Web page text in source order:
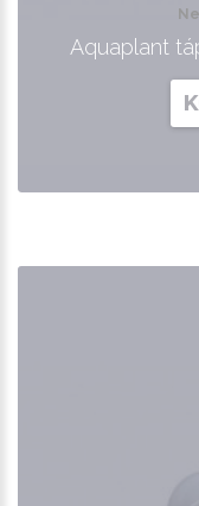
Aquaplant